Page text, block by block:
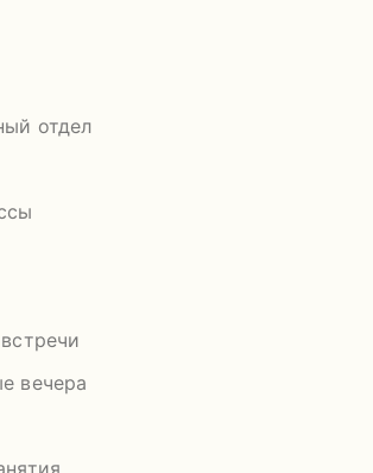
отдел
вечера